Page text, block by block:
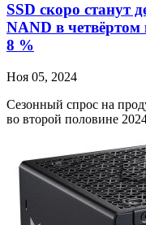
SSD скоро
NAND в четвёртом
8 %
Ноя 05, 2024
Сезонный спрос на
во второй половине